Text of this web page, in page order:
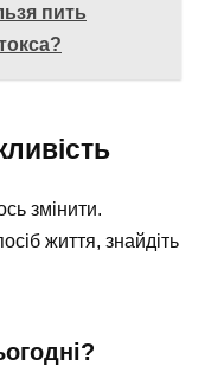
пить
змінити.
життя, знайдіть